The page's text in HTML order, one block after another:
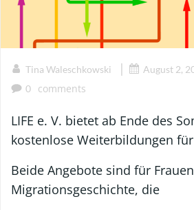
Tina Waleschkowski | August 2,
0 comments
LIFE e. V. bietet ab Ende des
kostenlose Weiterbildungen
Beide Angebote sind für
Migrationsgeschichte, die